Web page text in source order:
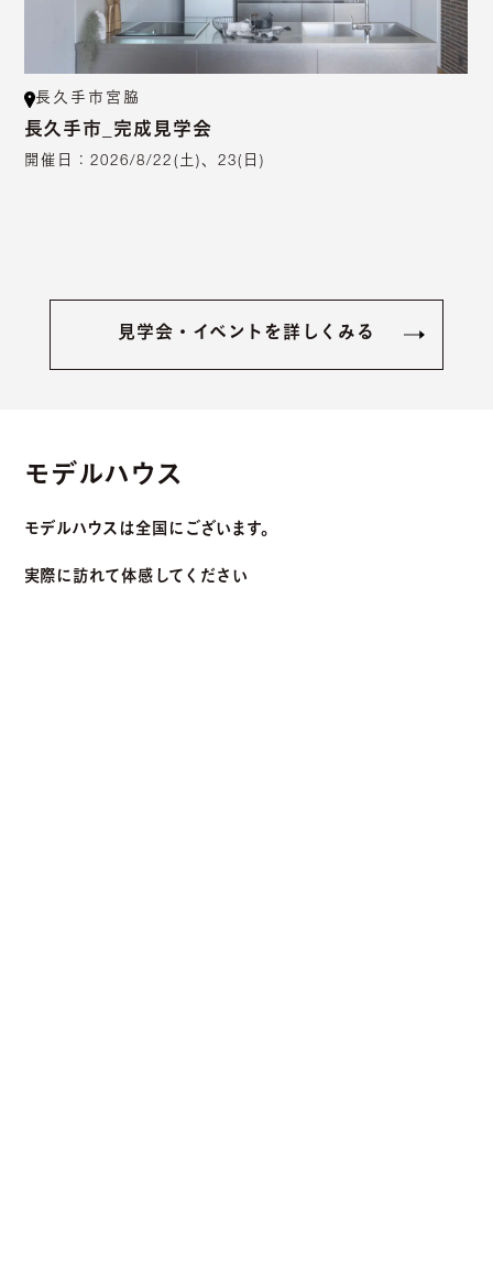
長久手市宮脇
長久手市_完成見学会
開催日： 2026/8/22(土)、23(日)
見学会・イベントを詳しくみる
モデルハウス
モデルハウスは全国にございます。
実際に訪れて体感してください